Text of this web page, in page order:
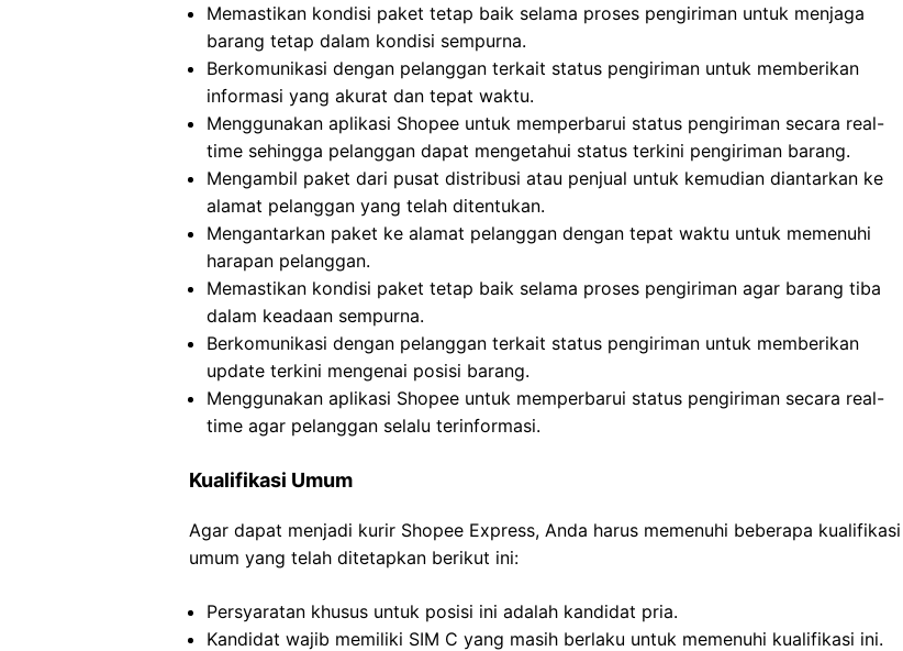
Memastikan kondisi paket tetap baik selama proses pengiriman untuk menjaga
barang tetap dalam kondisi sempurna.
Berkomunikasi dengan pelanggan terkait status pengiriman untuk memberikan
informasi yang akurat dan tepat waktu.
Menggunakan aplikasi Shopee untuk memperbarui status pengiriman secara real-
time sehingga pelanggan dapat mengetahui status terkini pengiriman barang.
Mengambil paket dari pusat distribusi atau penjual untuk kemudian diantarkan ke
alamat pelanggan yang telah ditentukan.
Mengantarkan paket ke alamat pelanggan dengan tepat waktu untuk memenuhi
harapan pelanggan.
Memastikan kondisi paket tetap baik selama proses pengiriman agar barang tiba
dalam keadaan sempurna.
Berkomunikasi dengan pelanggan terkait status pengiriman untuk memberikan
update terkini mengenai posisi barang.
Menggunakan aplikasi Shopee untuk memperbarui status pengiriman secara real-
time agar pelanggan selalu terinformasi.
Kualifikasi Umum
Agar dapat menjadi kurir Shopee Express, Anda harus memenuhi beberapa kualifikasi
umum yang telah ditetapkan berikut ini:
Persyaratan khusus untuk posisi ini adalah kandidat pria.
Kandidat wajib memiliki SIM C yang masih berlaku untuk memenuhi kualifikasi ini.